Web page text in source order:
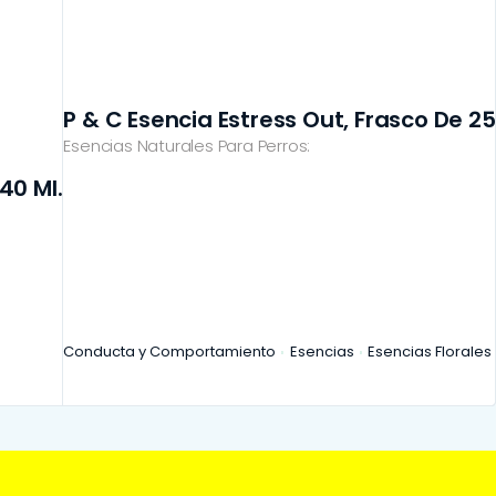
Ml.
Esencias Naturales Para Perros:
P & C Esencia Estress Out, Frasco De
Conducta y Comportamiento Esencias Esencias Florales